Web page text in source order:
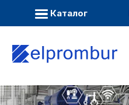
Каталог